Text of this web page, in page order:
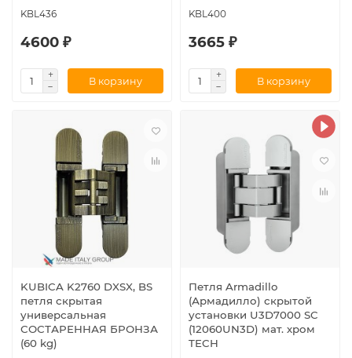
KBL436
4600 ₽
В корзину
KBL400
3665 ₽
В корзину
KUBICA K2760 DXSX, BS
петля скрытая
универсальная
СОСТАРЕННАЯ БРОНЗА
(60 kg)
Петля Armadillo
(Армадилло) скрытой
установки U3D7000 SC
(12060UN3D) мат. хром
TECH